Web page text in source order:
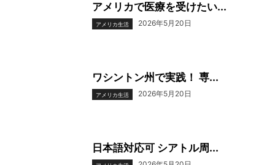
アメリカで医療を受けたい...
アメリカ生活 2026年5月20日
ワシントン州で実践！ 専...
アメリカ生活 2026年5月20日
日本語対応可 シアトル周...